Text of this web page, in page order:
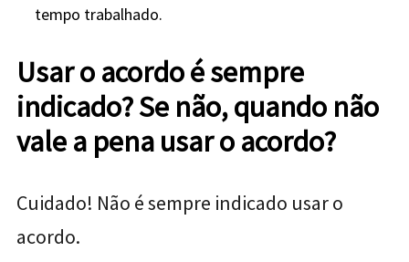
tempo trabalhado.
Usar o acordo é sempre
indicado? Se não, quando não
vale a pena usar o acordo?
Cuidado! Não é sempre indicado usar o
acordo.